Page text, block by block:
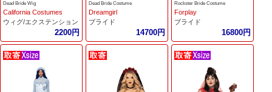
Dead Bride Wig
California Costumes
ウィグ/エクステンション
2200円
Dead Bride Costume
Dreamgirl
ブライド
14700円
Rockster Bride Costume
Forplay
ブライド
16800円